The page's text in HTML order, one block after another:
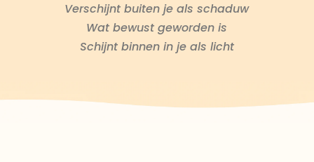
Verschijnt buiten je als schaduw
Wat bewust geworden is
Schijnt binnen in je als licht